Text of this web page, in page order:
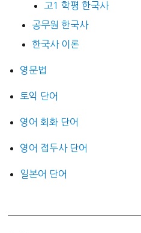
고1 학평 한국사
공무원 한국사
한국사 이론
영문법
토익 단어
영어 회화 단어
영어 접두사 단어
일본어 단어